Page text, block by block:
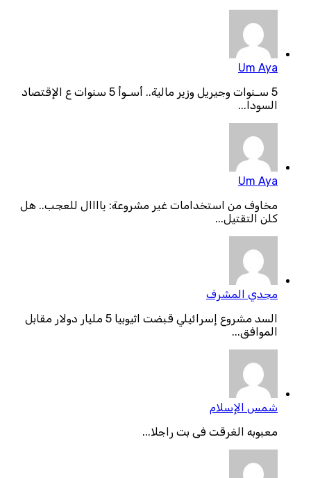
Um Aya
5 سـنوات وجيريل وزير مالية.. أسـوأ 5 سنوات ع الإقتصاد
السودا...
Um Aya
مخاوف من استخدامات غير مشروعة: ياااال للعجب.. هل
كلن التقتيل...
مجدي المشرف
السد مشروع إسرائيلي قبضت اثيوبيا 5 مليار دولار مقابل
الموافق...
شمس الإسلام
معبوبه الغرقت فى بت راجلا...